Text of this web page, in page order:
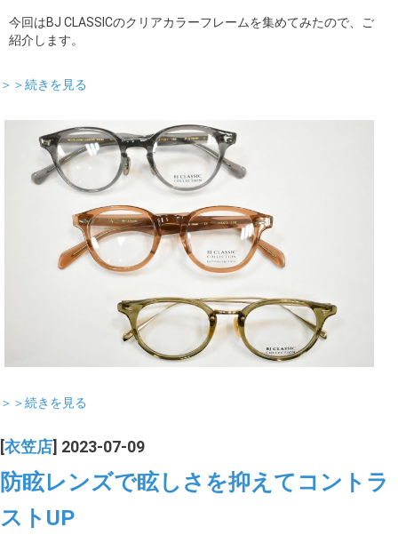
今回はBJ CLASSICのクリアカラーフレームを集めてみたので、ご
紹介します。
＞＞続きを見る
＞＞続きを見る
[衣笠店] 2023-07-09
防眩レンズで眩しさを抑えてコントラ
ストUP